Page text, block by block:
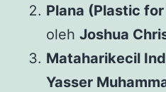
Plana (Plastic
oleh Joshua
Mataharikecil
Yasser